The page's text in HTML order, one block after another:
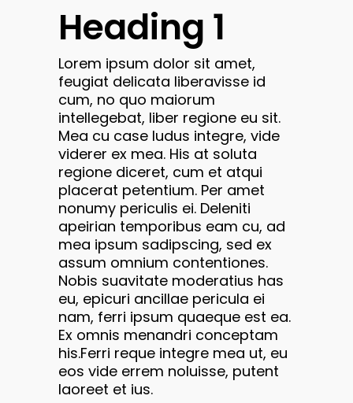
Heading 1
Lorem ipsum dolor sit amet,
feugiat delicata liberavisse id
cum, no quo maiorum
intellegebat, liber regione eu sit.
Mea cu case ludus integre, vide
viderer ex mea. His at soluta
regione diceret, cum et atqui
placerat petentium. Per amet
nonumy periculis ei. Deleniti
apeirian temporibus eam cu, ad
mea ipsum sadipscing, sed ex
assum omnium contentiones.
Nobis suavitate moderatius has
eu, epicuri ancillae pericula ei
nam, ferri ipsum quaeque est ea.
Ex omnis menandri conceptam
his.Ferri reque integre mea ut, eu
eos vide errem noluisse, putent
laoreet et ius.